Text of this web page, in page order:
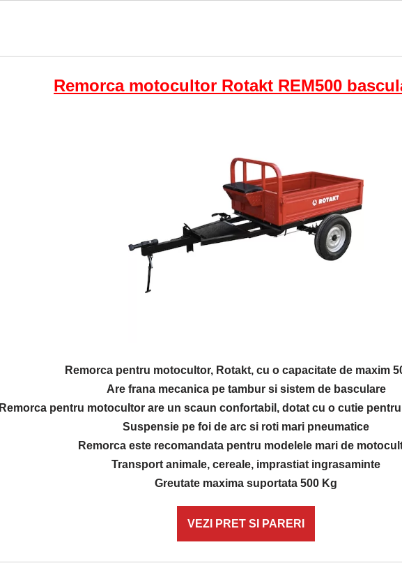
Remorca motocultor Rotakt REM500
Remorca pentru motocultor, Rotakt, cu o capacitate de maxim
Are frana mecanica pe tambur si sistem de basculare
Remorca pentru motocultor are un scaun confortabil, dotat cu o cutie
Suspensie pe foi de arc si roti mari pneumatice
Remorca este recomandata pentru modelele mari de
Transport animale, cereale, imprastiat ingrasaminte
Greutate maxima suportata 500 Kg
VEZI PRET SI PARERI